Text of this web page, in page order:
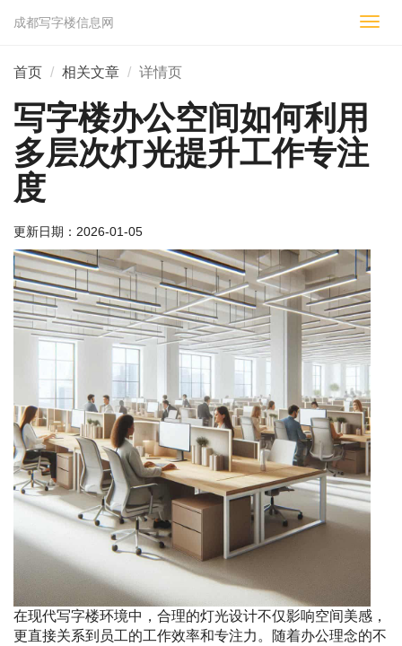
切
成都写字楼信息网
首页 相关文章 详情页
写字楼办公空间如何利用
多层次灯光提升工作专注
度
更新日期： 2026-01-05
在现代写字楼环境中，合理的灯光设计不仅影响空间美感，
更直接关系到员工的工作效率和专注力。随着办公理念的不